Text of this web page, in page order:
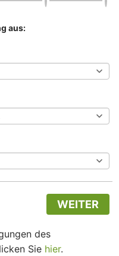
aus:
WEITER
des
Sie hier.